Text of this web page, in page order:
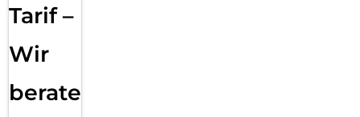
Tarif –
Wir
beraten